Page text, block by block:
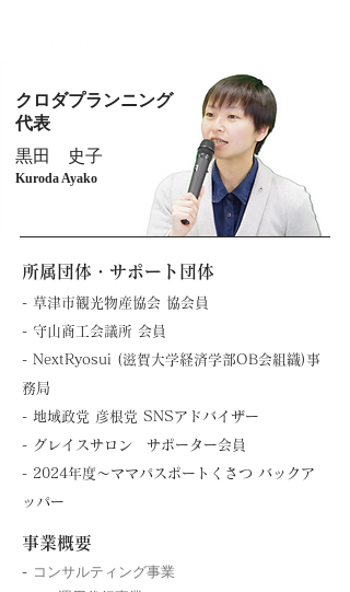
クロダプランニング
代表
​黒田 史子
Kuroda Ayako
所属団体・サポート団体
- 草津市観光物産協会 協会員
- 守山商工会議所 会員
- NextRyosui (滋賀大学経済学部OB会組織)事
務局
- 地域政党 彦根党 SNSアドバイザー
- グレイスサロン サポーター会員
- 2024年度〜ママパスポートくさつ バックア
ッパー
事業概要
- コンサルティング事業